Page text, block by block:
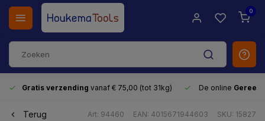
0
Gratis verzending vanaf € 75,00 (tot 31kg) De online
Terug Art: 94460 EAN: 4015671944603 SKU: 15827